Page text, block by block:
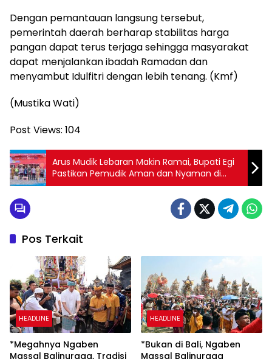
Dengan pemantauan langsung tersebut,
pemerintah daerah berharap stabilitas harga
pangan dapat terus terjaga sehingga masyarakat
dapat menjalankan ibadah Ramadan dan
menyambut Idulfitri dengan lebih tenang. (Kmf)
(Mustika Wati)
Post Views: 104
Arus Mudik Lebaran Makin Ramai, Bupati Egi
Pastikan Pemudik Aman dan Nyaman di
Jalur Trans Sumatra
Pos Terkait
HEADLINE
*Megahnya Ngaben
Massal Balinuraga, Tradisi
HEADLINE
*Bukan di Bali, Ngaben
Massal Balinuraga